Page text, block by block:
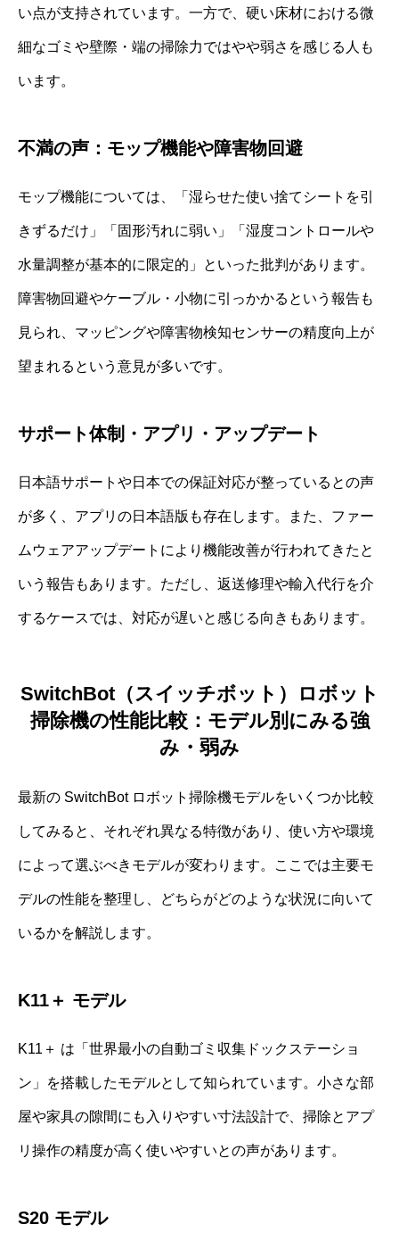
い点が支持されています。一方で、硬い床材における微
細なゴミや壁際・端の掃除力ではやや弱さを感じる人も
います。
不満の声：モップ機能や障害物回避
モップ機能については、「湿らせた使い捨てシートを引
きずるだけ」「固形汚れに弱い」「湿度コントロールや
水量調整が基本的に限定的」といった批判があります。
障害物回避やケーブル・小物に引っかかるという報告も
見られ、マッピングや障害物検知センサーの精度向上が
望まれるという意見が多いです。
サポート体制・アプリ・アップデート
日本語サポートや日本での保証対応が整っているとの声
が多く、アプリの日本語版も存在します。また、ファー
ムウェアアップデートにより機能改善が行われてきたと
いう報告もあります。ただし、返送修理や輸入代行を介
するケースでは、対応が遅いと感じる向きもあります。
SwitchBot（スイッチボット）ロボット
掃除機の性能比較：モデル別にみる強
み・弱み
最新の SwitchBot ロボット掃除機モデルをいくつか比較
してみると、それぞれ異なる特徴があり、使い方や環境
によって選ぶべきモデルが変わります。ここでは主要モ
デルの性能を整理し、どちらがどのような状況に向いて
いるかを解説します。
K11＋ モデル
K11＋ は「世界最小の自動ゴミ収集ドックステーショ
ン」を搭載したモデルとして知られています。小さな部
屋や家具の隙間にも入りやすい寸法設計で、掃除とアプ
リ操作の精度が高く使いやすいとの声があります。
S20 モデル